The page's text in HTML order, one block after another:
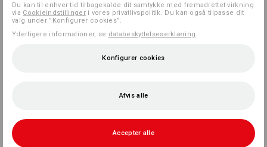
Du kan til enhver tid tilbagekalde dit samtykke med fremadrettet virkning
via Cookieindstillingeri vores privatlivspolitik. Du kan også tilpasse dit
valg under ”Konfigurer cookies”.
Yderligere informationer, se databeskyttelseserklæring
Konfigurer cookies
Afvis alle
Accepter alle